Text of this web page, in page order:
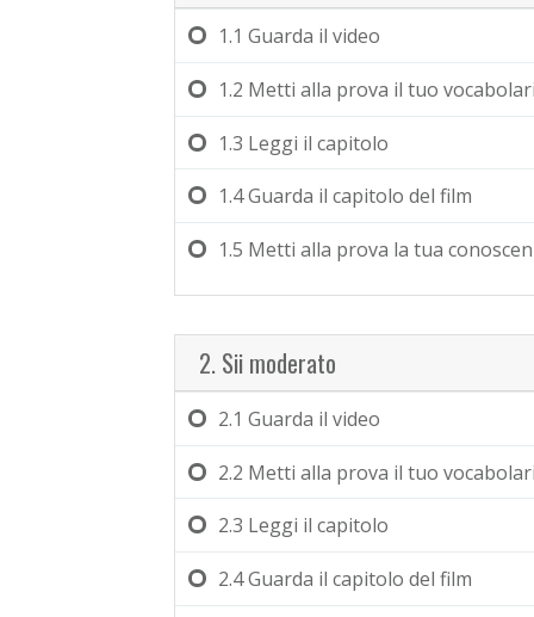
1.1 Guarda il video
1.2 Metti alla prova il tuo
1.3 Leggi il capitolo
1.4Guarda il capitolo del film
1.5 Metti alla prova la tua
2. Sii moderato
2.1 Guarda il video
2.2 Metti alla prova il tuo
2.3 Leggi il capitolo
2.4Guarda il capitolo del film